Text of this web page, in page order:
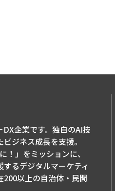
企業です。独自のAI技
ジネス成長を支援。
！」をミッションに、
るデジタルマーケティ
200以上の自治体・民間